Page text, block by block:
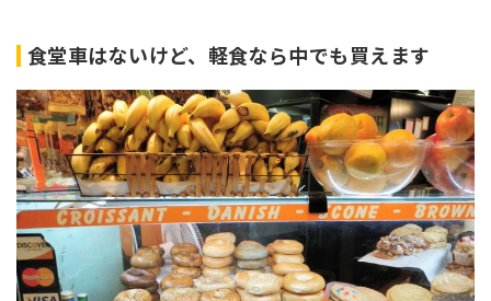
食堂車はないけど、軽食なら中でも買えます